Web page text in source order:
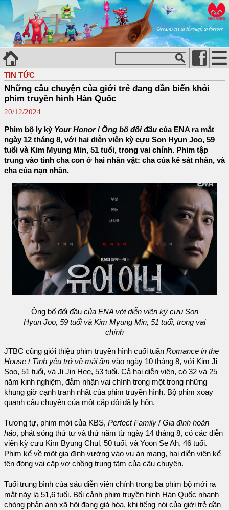
TIN TỨC
Những câu chuyện của giới trẻ đang dần biến khỏi
phim truyền hình Hàn Quốc
20/12/2024
Phim bộ ly kỳ Your Honor/ Ông bố đối đầu của ENA ra mắt
ngày 12 tháng 8, với hai diễn viên kỳ cựu Son Hyun Joo, 59
tuổi và Kim Myung Min, 51 tuổi, trong vai chính. Phim tập
trung vào tình cha con ở hai nhân vật: cha của kẻ sát nhân, và
cha của nạn nhân.
Ông bố đối đầucủa ENA với diễn viên kỳ cựu Son
Hyun Joo, 59 tuổi và Kim Myung Min, 51 tuổi, trong vai
chính
JTBC cũng giới thiệu phim truyền hình cuối tuần Romance in the
House / Tình yêu trở về mái ấm vào ngày 10 tháng 8, với Kim Ji
Soo, 51 tuổi, và Ji Jin Hee, 53 tuổi. Cả hai diễn viên, có 32 và 25
năm kinh nghiệm, đảm nhận vai chính trong một trong những
khung giờ cạnh tranh nhất của phim truyền hình. Bộ phim xoay
quanh câu chuyện của một cặp đôi đã ly hôn.
Tương tự, phim mới của KBS, Perfect Family / Gia đình hoàn
hảo, phát sóng thứ tư và thứ năm từ ngày 14 tháng 8, có các diễn
viên kỳ cựu Kim Byung Chul, 50 tuổi, và Yoon Se Ah, 46 tuổi.
Phim kể về một gia đình vướng vào vụ án mạng, hai diễn viên kể
tên đóng vai cặp vợ chồng trung tâm của câu chuyện.
Tuổi trung bình của sáu diễn viên chính trong ba phim bộ mới ra
mắt này là 51,6 tuổi. Bối cảnh phim truyền hình Hàn Quốc nhanh
chóng phản ánh xã hội đang già hóa, khi tiếng nói của giới trẻ dần